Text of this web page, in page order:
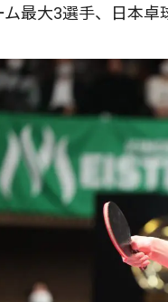
ム最大3選手、日本卓